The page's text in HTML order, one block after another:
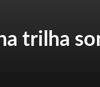
trilha